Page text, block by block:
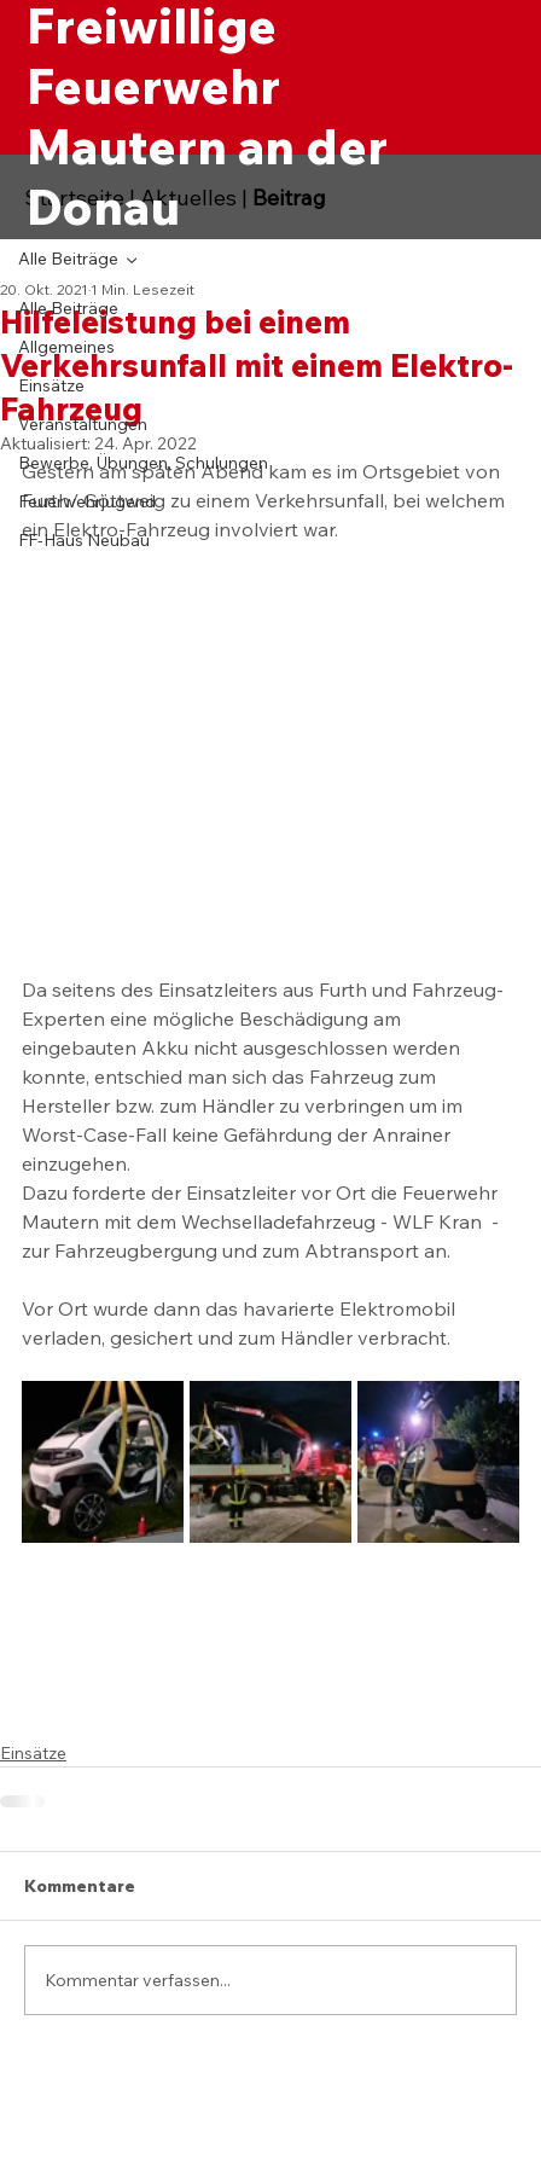
Freiwillige
Feuerwehr
Mautern an der
Donau
Alle Beiträge
Allgemeines
Einsätze
Veranstaltungen
Bewerbe, Übungen, Schulungen
Feuerwehrjugend
FF-Haus Neubau
Alle Beiträge
Hilfeleistung bei einem
Verkehrsunfall mit einem Elektro-
Fahrzeug
20. Okt. 2021 1 Min. Lesezeit
Aktualisiert: 24. Apr. 2022
Gestern am späten Abend kam es im Ortsgebiet von
Furth/ Göttweig zu einem Verkehrsunfall, bei welchem
ein Elektro-Fahrzeug involviert war.
Da seitens des Einsatzleiters aus Furth und Fahrzeug-
Experten eine mögliche Beschädigung am
eingebauten Akku nicht ausgeschlossen werden
konnte, entschied man sich das Fahrzeug zum
Hersteller bzw. zum Händler zu verbringen um im
Worst-Case-Fall keine Gefährdung der Anrainer
einzugehen.
Dazu forderte der Einsatzleiter vor Ort die Feuerwehr
Mautern mit dem Wechselladefahrzeug - WLF Kran  -
zur Fahrzeugbergung und zum Abtransport an.
Vor Ort wurde dann das havarierte Elektromobil
verladen, gesichert und zum Händler verbracht.
Einsätze
Kommentare
Kommentar verfassen...
Startseite|Aktuelles | Beitrag